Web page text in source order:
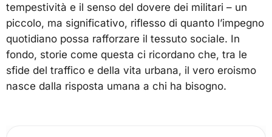
tempestività e il senso del dovere dei militari – un
piccolo, ma significativo, riflesso di quanto l’impegno
quotidiano possa rafforzare il tessuto sociale. In
fondo, storie come questa ci ricordano che, tra le
sfide del traffico e della vita urbana, il vero eroismo
nasce dalla risposta umana a chi ha bisogno.